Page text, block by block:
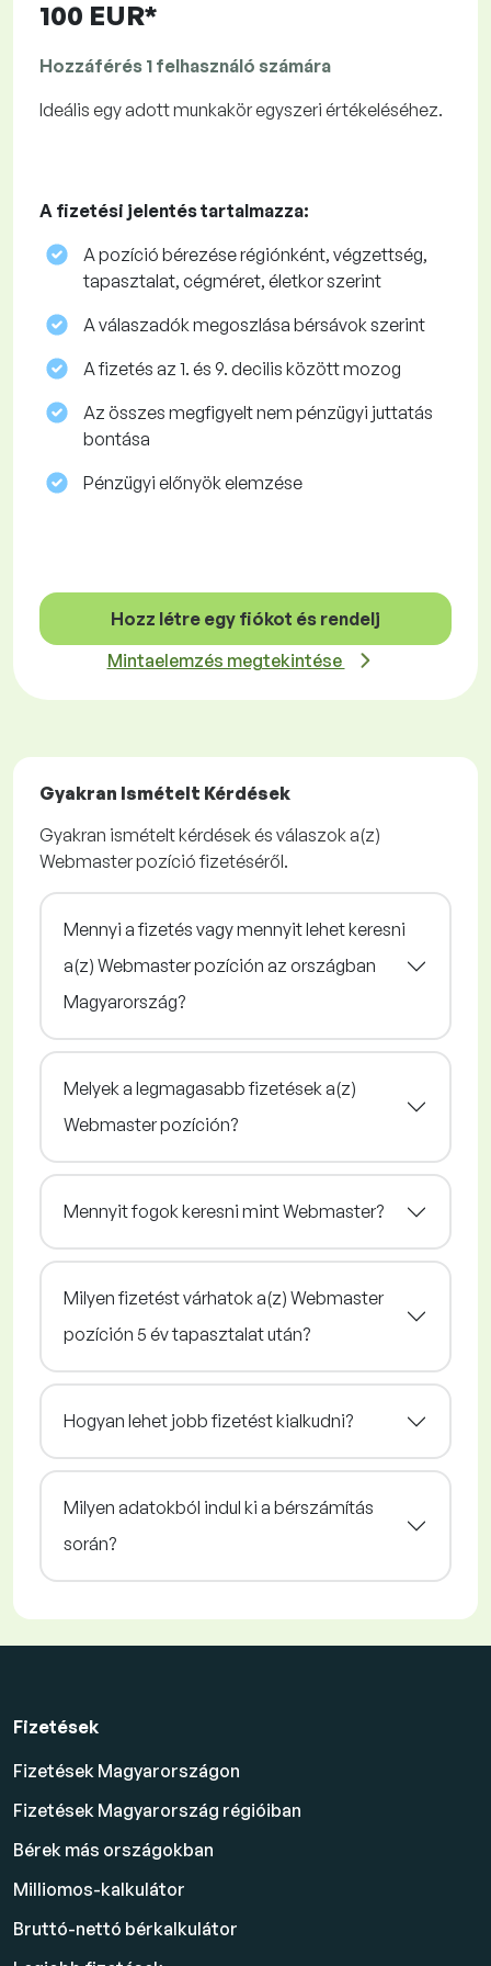
100 EUR*
Hozzáférés 1 felhasználó számára
Ideális egy adott munkakör egyszeri értékeléséhez.
A fizetési jelentés tartalmazza:
A pozíció bérezése régiónként, végzettség,
tapasztalat, cégméret, életkor szerint
A válaszadók megoszlása ​​bérsávok szerint
A fizetés az 1. és 9. decilis között mozog
Az összes megfigyelt nem pénzügyi juttatás
bontása
Pénzügyi előnyök elemzése
Hozz létre egy fiókot és rendelj
Mintaelemzés megtekintése
Gyakran Ismételt Kérdések
Gyakran ismételt kérdések és válaszok a(z)
Webmaster pozíció fizetéséről.
Mennyi a fizetés vagy mennyit lehet keresni
a(z) Webmaster pozíción az országban
Magyarország?
Melyek a legmagasabb fizetések a(z)
Webmaster pozíción?
Mennyit fogok keresni mint Webmaster?
Milyen fizetést várhatok a(z) Webmaster
pozíción 5 év tapasztalat után?
Hogyan lehet jobb fizetést kialkudni?
Milyen adatokból indul ki a bérszámítás
során?
Fizetések
Fizetések Magyarországon
Fizetések Magyarország régióiban
Bérek más országokban
Milliomos-kalkulátor
Bruttó-nettó bérkalkulátor